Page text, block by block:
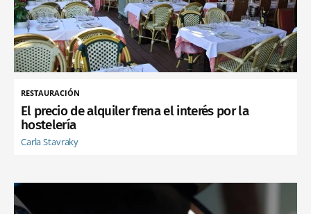
RESTAURACIÓN
El precio de alquiler frena el interés por la
hostelería
Carla Stavraky